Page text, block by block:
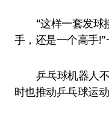
“这样一套发球
手，还是一个高手!”
乒乓球机器人
时也推动乒乓球运动